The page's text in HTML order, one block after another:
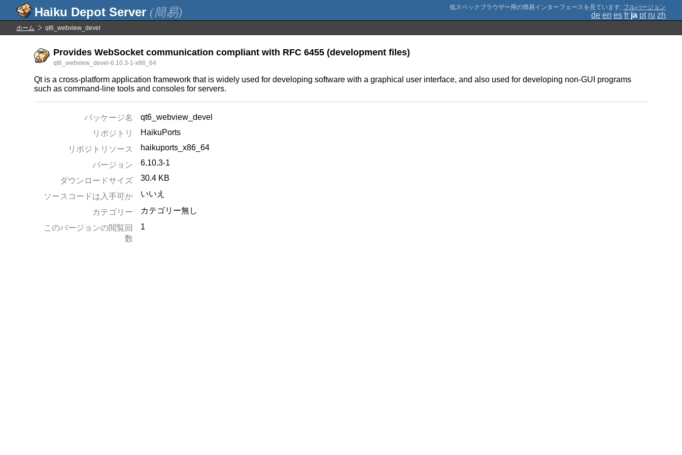
(簡易) ; フルバージョン
de en es fr ja pt ru zh
ホーム qt6_webview_devel
Provides WebSocket communication compliant with RFC 6455 (development files)
qt6_webview_devel-6.10.3-1-x86_64
Qt is a cross-platform application framework that is widely used for developing software with a graphical user interface, and also used for developing non-GUI programs
such as command-line tools and consoles for servers.
パッケージ名
qt6_webview_devel
リポジトリ
HaikuPorts
リポジトリソース
haikuports_x86_64
バージョン
6.10.3-1
ダウンロードサイズ 30.4 KB
ソースコードは入手可か いいえ
カテゴリー
カテゴリー無し
このバージョンの閲覧回
数
1